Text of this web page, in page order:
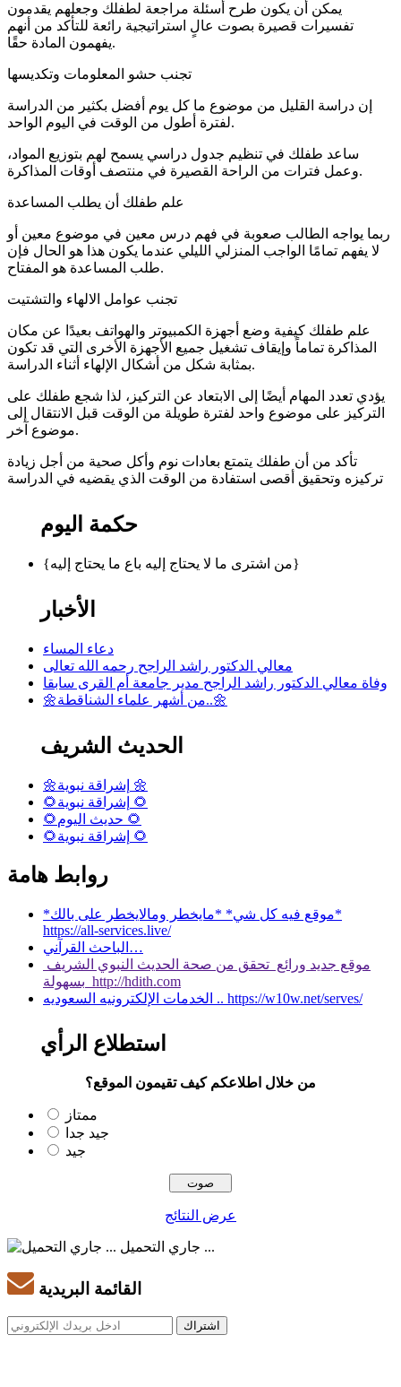
يمكن أن يكون طرح أسئلة مراجعة لطفلك وجعلهم يقدمون
تفسيرات قصيرة بصوت عالٍ استراتيجية رائعة للتأكد من أنهم
يفهمون المادة حقًا.
تجنب حشو المعلومات وتكديسها
إن دراسة القليل من موضوع ما كل يوم أفضل بكثير من الدراسة
لفترة أطول من الوقت في اليوم الواحد.
ساعد طفلك في تنظيم جدول دراسي يسمح لهم بتوزيع المواد،
وعمل فترات من الراحة القصيرة في منتصف أوقات المذاكرة.
علم طفلك أن يطلب المساعدة
ربما يواجه الطالب صعوبة في فهم درس معين في موضوع معين أو
لا يفهم تمامًا الواجب المنزلي الليلي عندما يكون هذا هو الحال فإن
طلب المساعدة هو المفتاح.
تجنب عوامل الالهاء والتشتيت
علم طفلك كيفية وضع أجهزة الكمبيوتر والهواتف بعيدًا عن مكان
المذاكرة تماماً وإيقاف تشغيل جميع الأجهزة الأخرى التي قد تكون
بمثابة شكل من أشكال الإلهاء أثناء الدراسة.
يؤدي تعدد المهام أيضًا إلى الابتعاد عن التركيز، لذا شجع طفلك على
التركيز على موضوع واحد لفترة طويلة من الوقت قبل الانتقال إلى
موضوع آخر.
تأكد من أن طفلك يتمتع بعادات نوم وأكل صحية من أجل زيادة
تركيزه وتحقيق أقصى استفادة من الوقت الذي يقضيه في الدراسة
حكمة اليوم
{من اشترى ما لا يحتاج إليه باع ما يحتاج إليه}
الأخبار
دعاء المساء
معالي الدكتور راشد الراجح رحمه الله تعالى
وفاة معالي الدكتور راشد الراجح مدير جامعة أم القرى سابقا
🌼من أشهر علماء الشناقطة..🌼
الحديث الشريف
🌼إشراقة نبوية 🌼
🌻إشراقة نبوية 🌻
🌻حديث اليوم 🌻
🌻إشراقة نبوية 🌻
روابط هامة
*موقع فيه كل شي* *مايخطر ومالايخطر على بالك*
https://all-services.live/
الباحث القرآني…
موقع جديد ورائع تحقق من صحة الحديث النبوي الشريف
بسهولة http://hdith.com
الخدمات الإلكترونيه السعوديه .. https://w10w.net/serves/
استطلاع الرأي
من خلال اطلاعكم كيف تقيمون الموقع؟
ممتاز
جيد جدا
جيد
عرض النتائج
جاري التحميل ...
القائمة البريدية